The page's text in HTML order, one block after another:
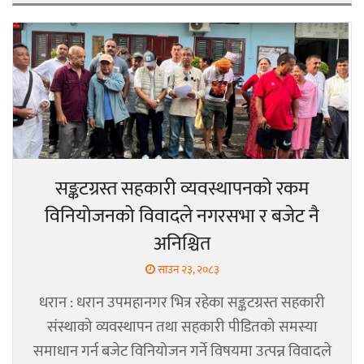
सङ्कटग्रस्त सहकारी व्यवस्थापनको रकम
विनियोजनको विवादले नगरसभा र बजेट नै
अनिश्चित
साउन २३, २०८३
धरान : धरान उपमहानगर भित्र रहेका सङ्कटग्रस्त सहकारी
संस्थाको व्यवस्थापन तथा सहकारी पीडितको समस्या
समाधान गर्न बजेट विनियोजन गर्ने विषयमा उत्पन्न विवादले